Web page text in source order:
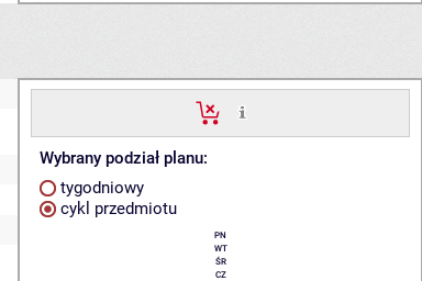
Wybrany podział planu:
tygodniowy
cykl przedmiotu
PN
WT
ŚR
CZ